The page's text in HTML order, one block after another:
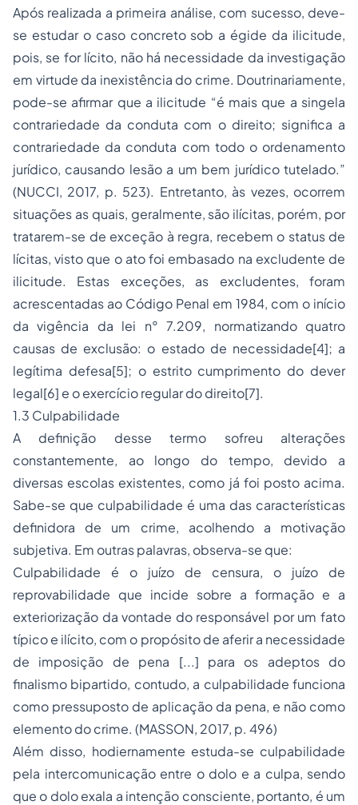
Após realizada a primeira análise, com sucesso, deve-
se estudar o caso concreto sob a égide da ilicitude,
pois, se for lícito, não há necessidade da investigação
em virtude da inexistência do crime. Doutrinariamente,
pode-se afirmar que a ilicitude “é mais que a singela
contrariedade da conduta com o direito; significa a
contrariedade da conduta com todo o ordenamento
jurídico, causando lesão a um bem jurídico tutelado.”
(NUCCI, 2017, p. 523). Entretanto, às vezes, ocorrem
situações as quais, geralmente, são ilícitas, porém, por
tratarem-se de exceção à regra, recebem o status de
lícitas, visto que o ato foi embasado na excludente de
ilicitude. Estas exceções, as excludentes, foram
acrescentadas ao Código Penal em 1984, com o início
da vigência da lei n° 7.209, normatizando quatro
causas de exclusão: o estado de necessidade[4]; a
legítima defesa[5]; o estrito cumprimento do dever
legal[6] e o exercício regular do direito[7].
1.3 Culpabilidade
A definição desse termo sofreu alterações
constantemente, ao longo do tempo, devido a
diversas escolas existentes, como já foi posto acima.
Sabe-se que culpabilidade é uma das características
definidora de um crime, acolhendo a motivação
subjetiva. Em outras palavras, observa-se que:
Culpabilidade é o juízo de censura, o juízo de
reprovabilidade que incide sobre a formação e a
exteriorização da vontade do responsável por um fato
típico e ilícito, com o propósito de aferir a necessidade
de imposição de pena [...] para os adeptos do
finalismo bipartido, contudo, a culpabilidade funciona
como pressuposto de aplicação da pena, e não como
elemento do crime. (MASSON, 2017, p. 496)
Além disso, hodiernamente estuda-se culpabilidade
pela intercomunicação entre o dolo e a culpa, sendo
que o dolo exala a intenção consciente, portanto, é um